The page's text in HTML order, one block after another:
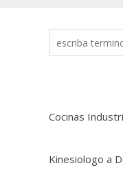
Cocinas
Kinesiologo a